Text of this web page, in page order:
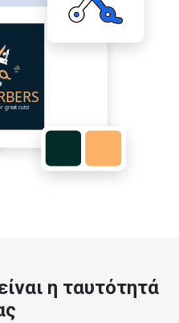
η ταυτότητά